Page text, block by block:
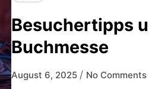
Besuchertipps
Buchmesse
August 6, 2025 / No Comments